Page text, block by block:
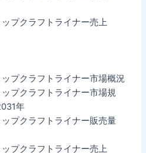
プクラフトライナー売上
プクラフトライナー市場概況
プクラフトライナー市場規
年
プクラフトライナー販売量
プクラフトライナー売上